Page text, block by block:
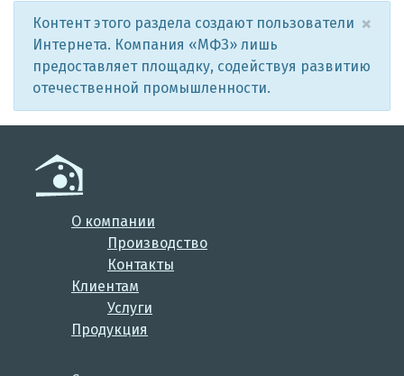
×
Контент этого раздела создают пользователи
Интернета. Компания «МФЗ» лишь
предоставляет площадку, содействуя развитию
отечественной промышленности.
О компании
Производство
Контакты
Клиентам
Услуги
Продукция